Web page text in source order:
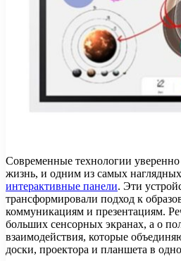
Современные технологии
жизнь, и одним из самых
интерактивные панели. Эти
трансформировали подход к
коммуникациям и презентациям.
больших сенсорных экранах, а о
взаимодействия, которые
доски, проектора и планшета в